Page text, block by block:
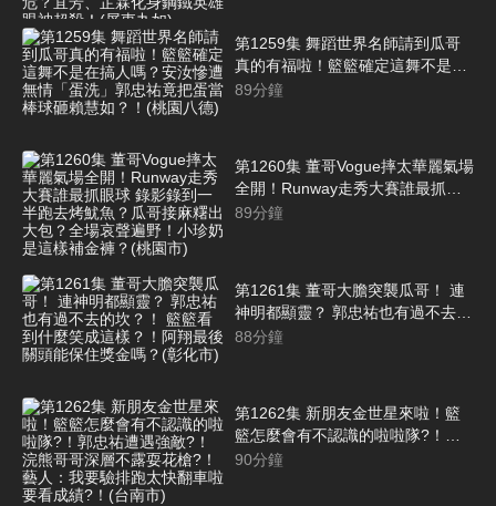
第1259集 舞蹈世界名師請到瓜哥
真的有福啦！籃籃確定這舞不是在
搞人嗎？安汝慘遭無情「蛋洗」郭
89分鐘
第1260集 董哥Vogue摔太華麗氣場
全開！Runway走秀大賽誰最抓眼
球 錄影錄到一半跑去烤魷魚？瓜哥
89分鐘
第1261集 董哥大膽突襲瓜哥！ 連
神明都顯靈？ 郭忠祐也有過不去的
坎？！ 籃籃看到什麼笑成這樣？！
88分鐘
第1262集 新朋友金世星來啦！籃
籃怎麼會有不認識的啦啦隊?！郭
忠祐遭遇強敵?！浣熊哥哥深層不
90分鐘